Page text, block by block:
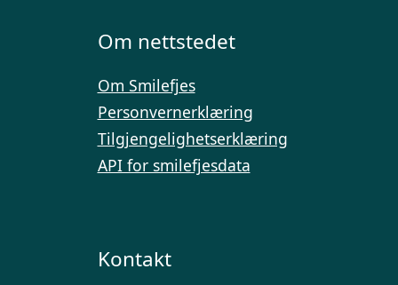
Om nettstedet
Om Smilefjes
Personvernerklæring
Tilgjengelighetserklæring
API for smilefjesdata
Kontakt